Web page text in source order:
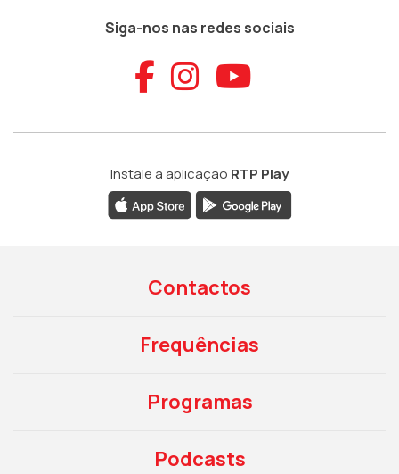
Siga-nos nas redes sociais
Aceder ao
Aceder ao
Aceder
Instale a aplicação RTP Play
Contactos
Frequências
Programas
Podcasts